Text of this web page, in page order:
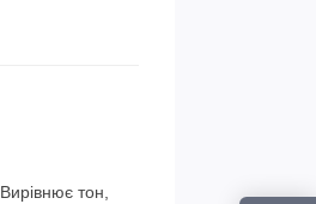
Вирівнює тон,